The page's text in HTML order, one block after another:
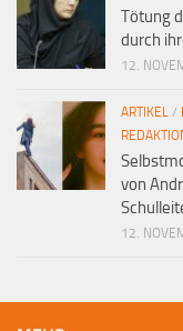
Tötung
durch
12.
ARTIKEL /
von
12.